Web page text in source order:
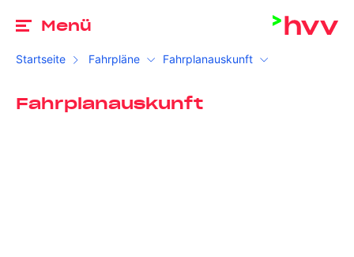
Menü
Startseite Fahrpläne Fahrplanauskunft
Fahrplanauskunft